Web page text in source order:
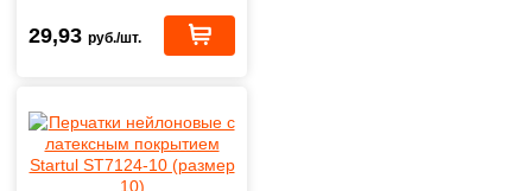
29,93 руб./шт.